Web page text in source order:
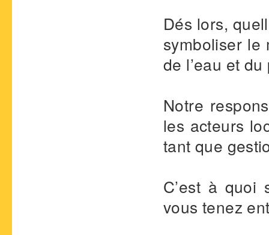
Dés lors,
symboliser le
de l’eau et
Notre
les acteurs
tant que
C’est à quoi
vous tenez